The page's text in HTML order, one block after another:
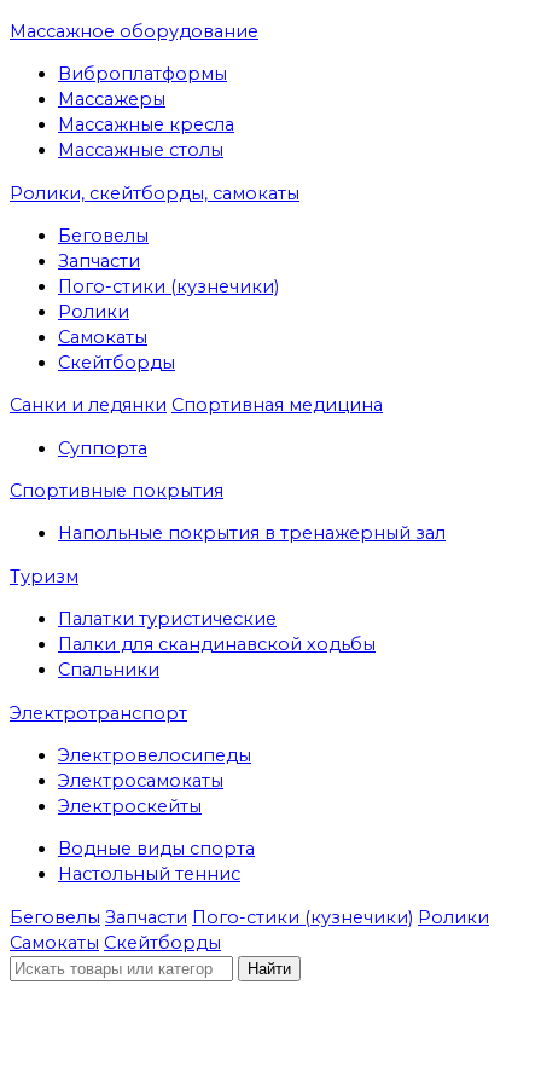
Массажное оборудование
Виброплатформы
Массажеры
Массажные кресла
Массажные столы
Ролики, скейтборды, самокаты
Беговелы
Запчасти
Пого-стики (кузнечики)
Ролики
Самокаты
Скейтборды
Санки и ледянки Спортивная медицина
Суппорта
Спортивные покрытия
Напольные покрытия в тренажерный зал
Туризм
Палатки туристические
Палки для скандинавской ходьбы
Спальники
Электротранспорт
Электровелосипеды
Электросамокаты
Электроскейты
Водные виды спорта
Настольный теннис
Беговелы Запчасти Пого-стики (кузнечики) Ролики
Самокаты Скейтборды
Найти